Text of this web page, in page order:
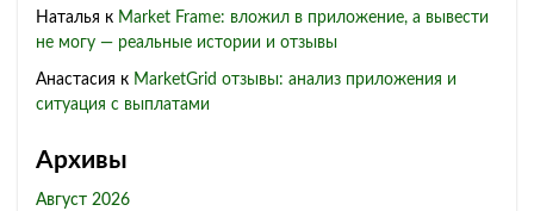
Наталья к Market Frame: вложил в приложение, а вывести
не могу — реальные истории и отзывы
Анастасия к MarketGrid отзывы: анализ приложения и
ситуация с выплатами
Архивы
Август 2026